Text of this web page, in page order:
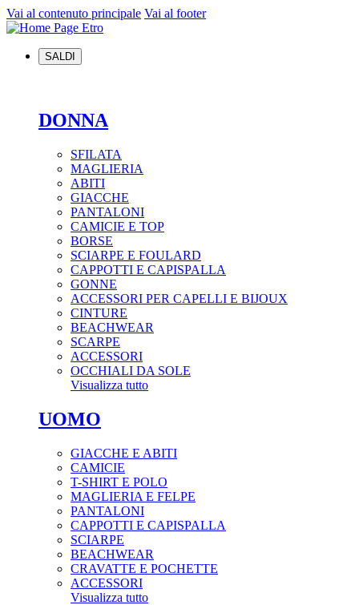
Vai al contenuto principale Vai al footer
SALDI
DONNA
SFILATA
MAGLIERIA
ABITI
GIACCHE
PANTALONI
CAMICIE E TOP
BORSE
SCIARPE E FOULARD
CAPPOTTI E CAPISPALLA
GONNE
ACCESSORI PER CAPELLI E BIJOUX
CINTURE
BEACHWEAR
SCARPE
ACCESSORI
OCCHIALI DA SOLE
Visualizza tutto
UOMO
GIACCHE E ABITI
CAMICIE
T-SHIRT E POLO
MAGLIERIA E FELPE
PANTALONI
CAPPOTTI E CAPISPALLA
SCIARPE
BEACHWEAR
CRAVATTE E POCHETTE
ACCESSORI
Visualizza tutto